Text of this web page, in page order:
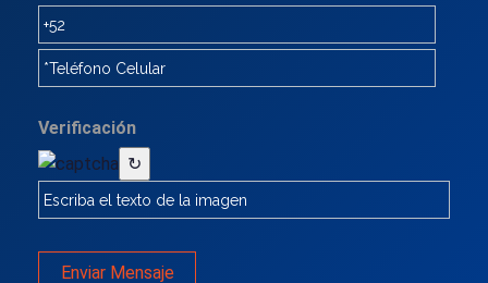
Verificación
↻
Enviar Mensaje